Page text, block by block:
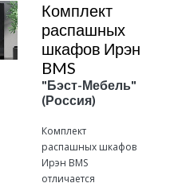
Комплект
распашных
шкафов Ирэн
BMS
"Бэст-Мебель"
(Россия)
Комплект
распашных шкафов
Ирэн BMS
отличается